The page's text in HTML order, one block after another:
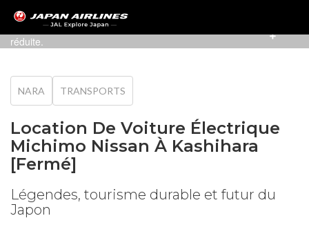
Journée exaltante au Japon avec empreinte carbone
réduite.
NARA TRANSPORTS
Location De Voiture Électrique
Michimo Nissan À Kashihara
[Fermé]
Légendes, tourisme durable et futur du
Japon